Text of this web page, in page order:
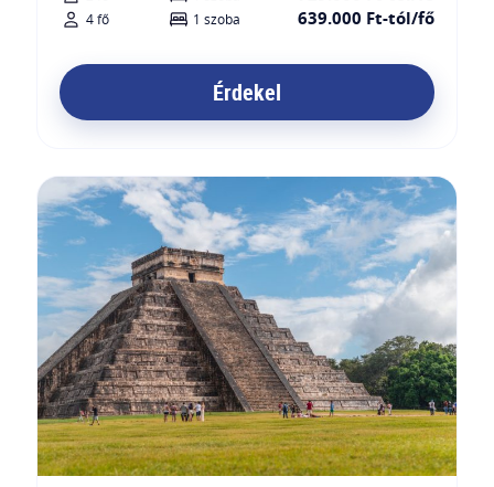
4 fő 1 szoba 639.000 Ft-tól/fő
Érdekel